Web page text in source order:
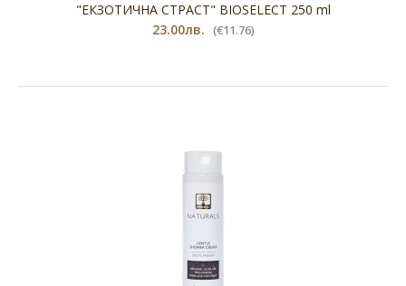
"ЕКЗОТИЧНА СТРАСТ" BIOSELECT 250 ml
23.00лв. (€11.76)